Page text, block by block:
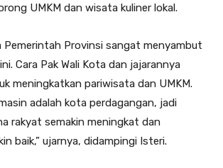
UMKM dan wisata kuliner lokal.
Pemerintah Provinsi sangat menyambut
Cara Pak Wali Kota dan jajarannya
meningkatkan pariwisata dan UMKM.
adalah kota perdagangan, jadi
rakyat semakin meningkat dan
baik,” ujarnya, didampingi Isteri.